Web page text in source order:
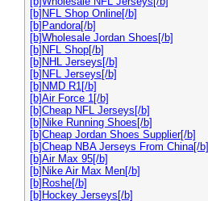
[b]NFL Shop Online[/b]
[b]Pandora[/b]
[b]Wholesale Jordan Shoes[/b]
[b]NFL Shop[/b]
[b]NHL Jerseys[/b]
[b]NFL Jerseys[/b]
[b]NMD R1[/b]
[b]Air Force 1[/b]
[b]Cheap NFL Jerseys[/b]
[b]Nike Running Shoes[/b]
[b]Cheap Jordan Shoes Supplier[/b]
[b]Cheap NBA Jerseys From China[/b]
[b]Air Max 95[/b]
[b]Nike Air Max Men[/b]
[b]Roshe[/b]
[b]Hockey Jerseys[/b]